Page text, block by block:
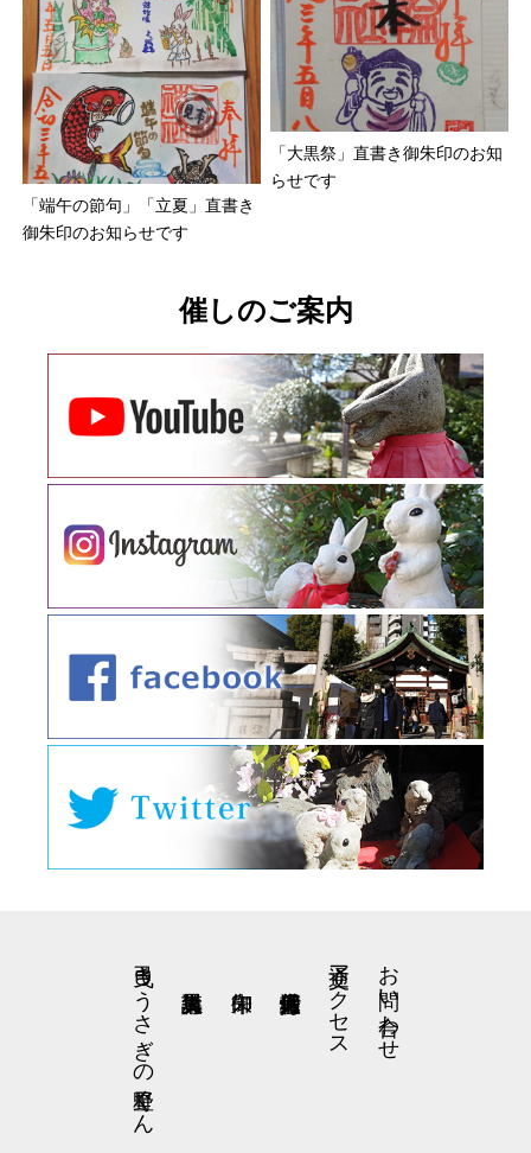
「端午の節句」「立夏」直書き
御朱印のお知らせです
「大黒祭」直書き御朱印のお知
らせです
催しのご案内
お問い合わせ
交通アクセス
弓曳きうさぎの星野くん